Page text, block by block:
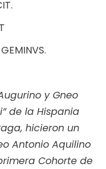
y Gneo
de la Hispania
hicieron un
Antonio Aquilino
Cohorte de